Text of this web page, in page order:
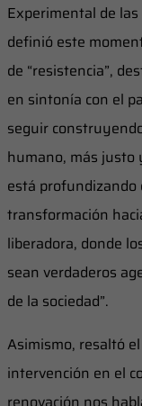
Experimental de
definió este
de “resistencia”,
en sintonía con el
seguir
humano, más justo
está profundizando
transformación
liberadora, donde
sean verdaderos
de la sociedad”.
Asimismo, resaltó
intervención en el